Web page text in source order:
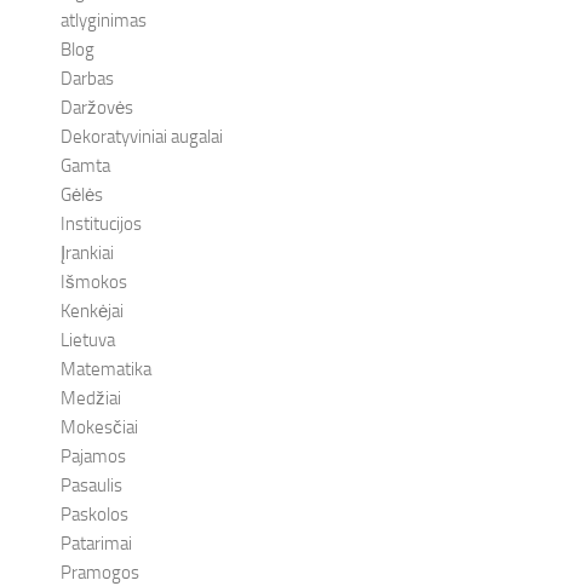
atlyginimas
Blog
Darbas
Daržovės
Dekoratyviniai augalai
Gamta
Gėlės
Institucijos
Įrankiai
Išmokos
Kenkėjai
Lietuva
Matematika
Medžiai
Mokesčiai
Pajamos
Pasaulis
Paskolos
Patarimai
Pramogos